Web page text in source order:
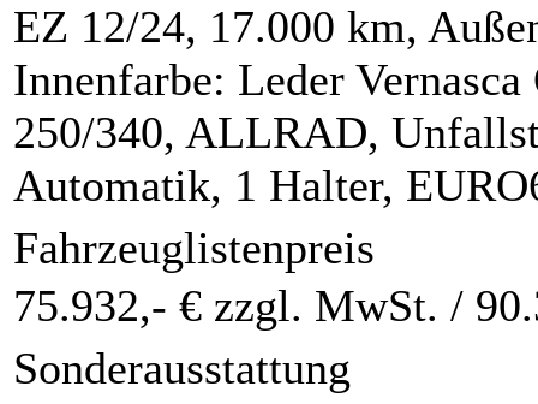
EZ 12/24, 17.000 km,
Innenfarbe: Leder
250/340, ALLRAD,
Automatik, 1 Halter,
Fahrzeuglistenpreis
75.932,- € zzgl. MwSt. /
Sonderausstattung